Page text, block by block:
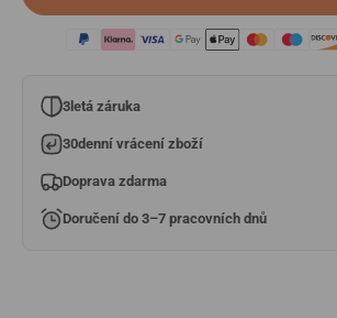
3letá záruka
30denní vrácení zboží
Doprava zdarma
Doručení do 3–7 pracovních dnů